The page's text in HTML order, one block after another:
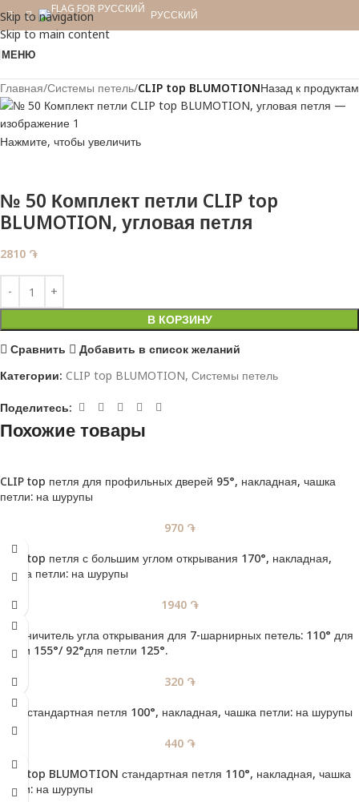
Skip to navigation
Skip to main content
РУССКИЙ
МЕНЮ
Главная Системы петель CLIP top BLUMOTIONНазад к продуктам
Нажмите, чтобы увеличить
№ 50 Комплект петли CLIP top
BLUMOTION, угловая петля
2810 ֏
В КОРЗИНУ
Сравнить
Добавить в список желаний
Категории: CLIP top BLUMOTION, Системы петель
Поделитесь:
Похожие товары
CLIP top петля для профильных дверей 95°, накладная, чашка
петли: на шурупы
970 ֏
CLIP top петля с большим углом открывания 170°, накладная,
чашка петли: на шурупы
1940 ֏
Ограничитель угла открывания для 7-шарнирных петель: 110° для
петли 155°/ 92°для петли 125°.
320 ֏
CLIP стандартная петля 100°, накладная, чашка петли: на шурупы
440 ֏
CLIP top BLUMOTION стандартная петля 110°, накладная, чашка
петли: на шурупы